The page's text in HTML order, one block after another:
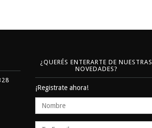
¿QUERÉS ENTERARTE DE NUESTRAS
NOVEDADES?
¡Registrate ahora!